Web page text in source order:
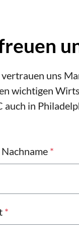
uns
wichtigen
auch in
*
*